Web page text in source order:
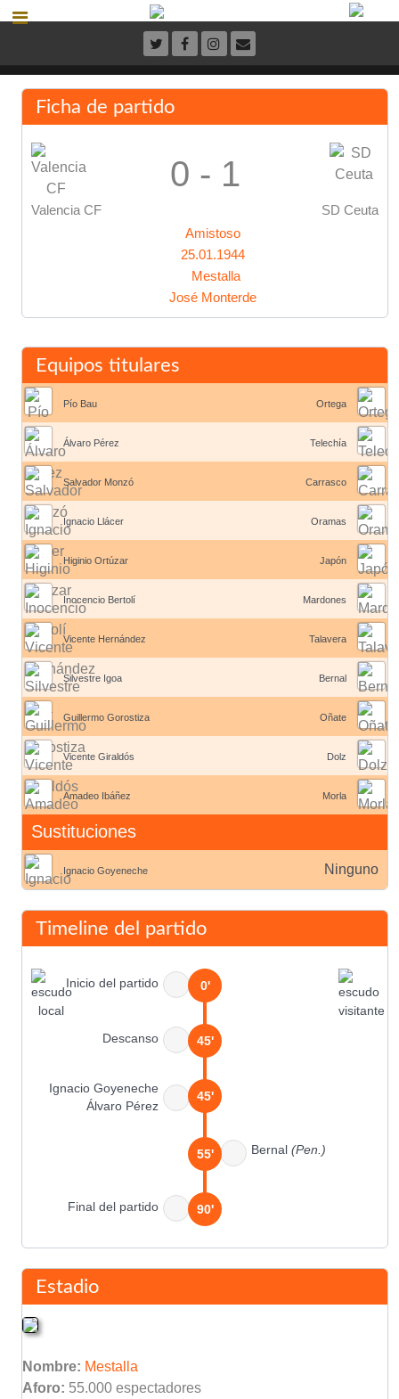
Ficha de partido
Valencia CF
0 - 1
SD Ceuta
Amistoso
25.01.1944
Mestalla
José Monterde
Equipos titulares
Pío Bau
Álvaro Pérez
Salvador Monzó
Ignacio Llácer
Higinio Ortúzar
Inocencio Bertolí
Vicente Hernández
Silvestre Igoa
Guillermo Gorostiza
Vicente Giraldós
Amadeo Ibáñez
Sustituciones
Ignacio Goyeneche
Ortega
Telechía
Carrasco
Oramas
Japón
Mardones
Talavera
Bernal
Oñate
Dolz
Morla
Ninguno
Timeline del partido
Inicio del partido 0'
Descanso 45'
Ignacio Goyeneche
Álvaro Pérez
45'
Bernal(Pen.)
55'
Final del partido 90'
Estadio
Nombre: Mestalla
Aforo: 55.000 espectadores